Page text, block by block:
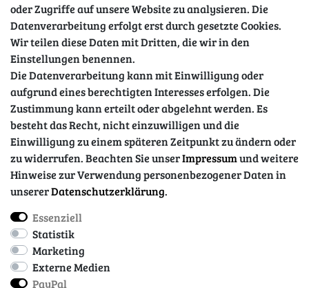
Sicher einkaufen
Impressum
Barrierefreiheitserklärung
oder Zugriffe auf unsere Website zu analysieren. Die
Datenverarbeitung erfolgt erst durch gesetzte Cookies.
Wir teilen diese Daten mit Dritten, die wir in den
Einstellungen benennen.
Die Datenverarbeitung kann mit Einwilligung oder
aufgrund eines berechtigten Interesses erfolgen. Die
Zustimmung kann erteilt oder abgelehnt werden. Es
besteht das Recht, nicht einzuwilligen und die
Einwilligung zu einem späteren Zeitpunkt zu ändern oder
zu widerrufen. Beachten Sie unserImpressumund weitere
Hinweise zur Verwendung personenbezogener Daten in
unsererDaten­schutz­erklärung.
Essenziell
Statistik
Marketing
Externe Medien
PayPal